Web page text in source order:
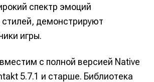
спектр эмоций
демонстрируют
игры.
с полной версией Native
5.7.1 и старше. Библиотека